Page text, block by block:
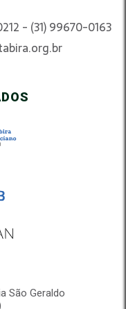
- (31) 99670-0163
São Geraldo